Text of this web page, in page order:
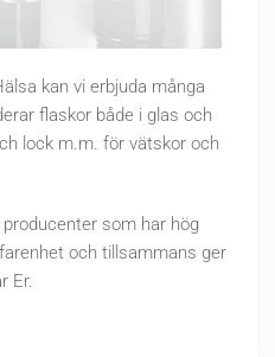
kan vi erbjuda många
flaskor både i glas och
lock m.m. för vätskor och
som har hög
och tillsammans ger
Er.